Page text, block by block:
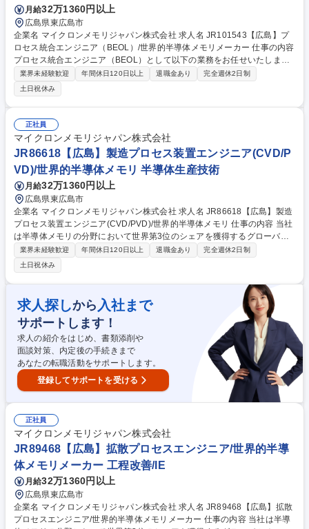
月給32万1360円以上
広島県東広島市
企業名 マイクロンメモリジャパン株式会社 求人名 JR101543【広島】プ
ロセス統合エンジニア（BEOL）/世界的半導体メモリメーカー 仕事の内容
プロセス統合エンジニア（BEOL）として以下の業務をお任せいたしま
す。 【詳細】 募集職種 JR101543【広島】プロセス統合エンジニア（BE
OL）/世界的半導体メモリメーカー
業界未経験歓迎 年間休日120日以上 退職金あり
完全週休2日制
土日祝休み
正社員
マイクロンメモリジャパン株式会社
JR86618【広島】製造プロセス装置エンジニア(CVD/P
VD)/世界的半導体メモリ 半導体生産技術
月給32万1360円以上
広島県東広島市
企業名 マイクロンメモリジャパン株式会社 求人名 JR86618【広島】製造
プロセス装置エンジニア(CVD/PVD)/世界的半導体メモリ 仕事の内容 当社
は半導体メモリの分野において世界第3位のシェアを獲得するグローバル
メーカーです。今回は、そんな当社の製造プロセス装置エンジニアとし
て、下記の業務をお任せ致します。 【詳細】■プロセス条件と技術の確
立・改善 ■プロセス能力の向上と生産コストの削減 ■プロセス管理プロジ
ェクトの確立と修正 ■各種半導体装置のプロセスパラメータ設定 ■新規装
置/材料の評価、導入促進、計画立案 ■異常分析と改善 募集職種 JR86618
【広島】製造プロセス装置エンジニア(CVD/PVD)/世界的半導体メモリ
業界未経験歓迎 年間休日120日以上 退職金あり
完全週休2日制
土日祝休み
求人探しから 入社まで
サポートします！
求人の紹介をはじめ、書類添削や
面談対策、内定後の手続きまで
あなたの転職活動をサポートします。
登録してサポートを受ける
正社員
マイクロンメモリジャパン株式会社
JR89468【広島】拡散プロセスエンジニア/世界的半導
体メモリメーカー 工程改善/IE
月給32万1360円以上
広島県東広島市
企業名 マイクロンメモリジャパン株式会社 求人名 JR89468【広島】拡散
プロセスエンジニア/世界的半導体メモリメーカー 仕事の内容 当社は半導